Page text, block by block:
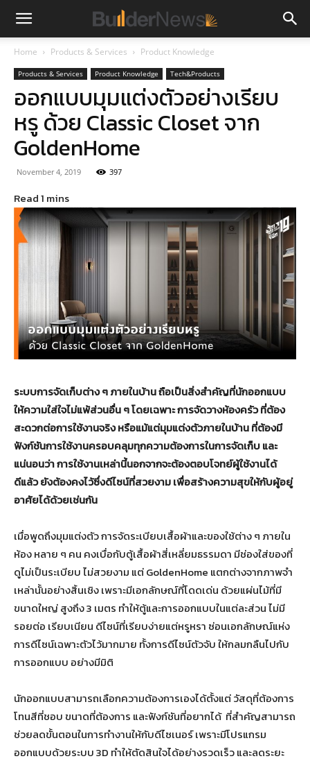
Home Products & Services Product Knowledge
Products & Services Product Knowledge Tech&Products
ออกแบบมุมแต่งตัวอย่างเรียบ
หรู ด้วย Classic Closet จาก
GoldenHome
November 4, 2019 397
ระบบการจัดเก็บต่าง ๆ ภายในบ้าน ถือเป็นสิ่งสำคัญที่นักออกแบบ
ให้ความใส่ใจไม่แพ้ส่วนอื่น ๆ โดยเฉพาะ การจัดวางห้องครัว ที่ต้อง
สะดวกต่อการใช้งานจริง หรือแม้แต่มุมแต่งตัวภายในบ้าน ที่ต้องมี
ฟังก์ชันการใช้งานครอบคลุมทุกความต้องการในการจัดเก็บ และ
แน่นอนว่า การใช้งานเหล่านี้นอกจากจะต้องตอบโจทย์ผู้ใช้งานได้
ดีแล้ว ยังต้องคงไว้ซึ่งดีไซน์ที่สวยงาม เพื่อสร้างความสุขให้กับผู้อยู่
อาศัยได้ด้วยเช่นกัน
เมื่อพูดถึงมุมแต่งตัว การจัดระเบียบเสื้อผ้าและของใช้ต่าง ๆ ภายใน
ห้อง หลาย ๆ คน คงเบื่อกับตู้เสื้อผ้าสี่เหลี่ยมธรรมดา มีช่องใส่ของที่
ดูไม่เป็นระเบียบ ไม่สวยงาม แต่ GoldenHome แตกต่างจากภาพจำ
เหล่านั้นอย่างสิ้นเชิง เพราะมีเอกลักษณ์ที่โดดเด่น ด้วยแผ่นไม้ที่มี
ขนาดใหญ่ สูงถึง 3 เมตร ทำให้ตู้และการออกแบบในแต่ละส่วน ไม่มี
รอยต่อ เรียบเนียน ดีไซน์ที่เรียบง่ายแต่หรูหรา ซ่อนเอกลักษณ์แห่ง
การดีไซน์เฉพาะตัวไว้มากมาย ทั้งการดีไซน์ตัวจับ ให้กลมกลืนไปกับ
การออกแบบ อย่างมีมิติ
นักออกแบบสามารถเลือกความต้องการเองได้ตั้งแต่ วัสดุที่ต้องการ
โทนสีที่ชอบ ขนาดที่ต้องการ และฟังก์ชันที่อยากได้ ที่สำคัญสามารถ
ช่วยลดขั้นตอนในการทำงานให้กับดีไซเนอร์ เพราะมีโปรแกรม
ออกแบบด้วยระบบ 3D ทำให้ตัดสินใจได้อย่างรวดเร็ว และลดระยะ